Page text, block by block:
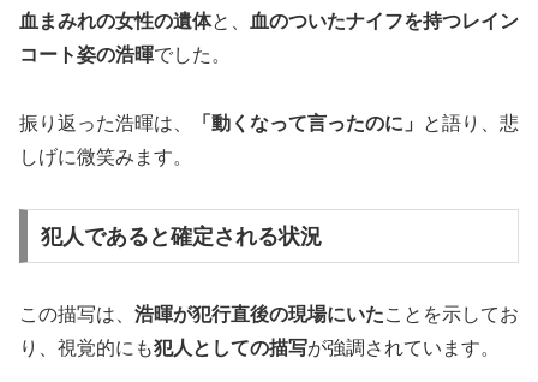
血まみれの女性の遺体と、
血のついたナイフを持つレイン
コート姿の浩暉でした。
振り返った浩暉は、 「動くなって言ったのに」
と語り、悲
しげに微笑みます。
犯人であると確定される状況
この描写は、 浩暉が犯行直後の現場にいたことを示してお
り、視覚的にも犯人としての描写が強調されています。